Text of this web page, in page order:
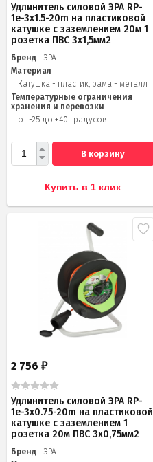
Удлинитель силовой ЭРА RP-
1e-3x1.5-20m на пластиковой
катушке c заземлением 20м 1
розетка ПВС 3х1,5мм2
Бренд
ЭРА
Материал
Катушка - пластик, рама - металл
Температурные ограничения
хранения и перевозки
от -25 до +40 градусов
В корзину
Купить в 1 клик
2 756 ₽
Удлинитель силовой ЭРА RP-
1e-3х0.75-20m на пластиковой
катушке c заземлением 1
розетка 20м ПВС 3х0,75мм2
Бренд
ЭРА